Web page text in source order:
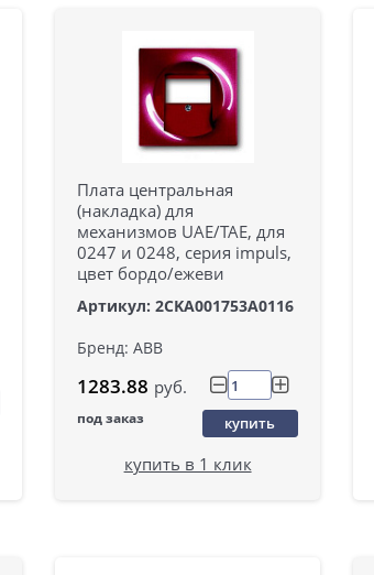
Плата центральная
(накладка) для
механизмов UAE/TAE, для
0247 и 0248, серия impuls,
цвет бордо/ежеви
Артикул: 2CKA001753A0116
Бренд: ABB
1283.88 руб.
под заказ купить
купить в 1 клик